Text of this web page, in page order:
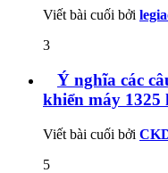
Viết bài cuối bởi
3
Ý nghĩa các
khiển máy 1325
Viết bài cuối bởi
5